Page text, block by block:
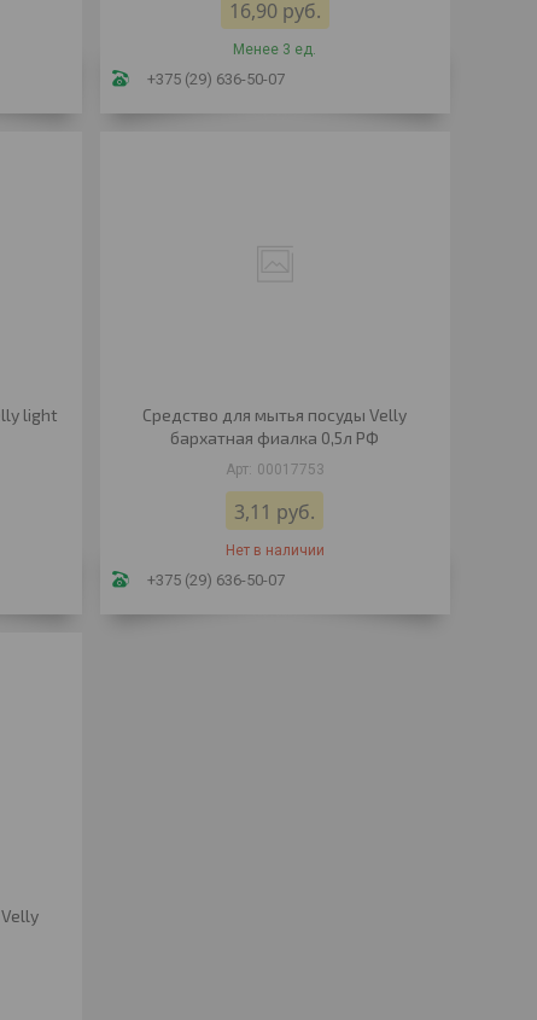
16,90 руб.
Менее 3 ед.
+375 (29) 636-50-07
light
Средство для мытья посуды Velly
бархатная фиалка 0,5л РФ
00017753
3,11 руб.
Нет в наличии
+375 (29) 636-50-07